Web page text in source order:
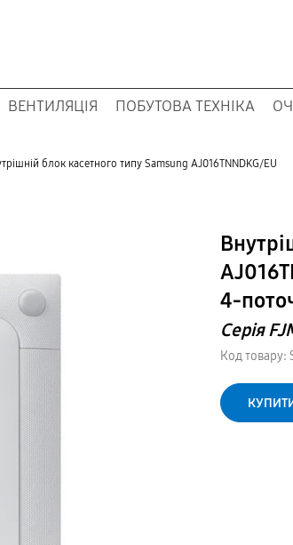
ВЕНТИЛЯЦІЯ ПОБУТОВА ТЕХНІКА
блок касетного типу Samsung AJ016TNNDKG/EU
4-
Серія
Код товару: